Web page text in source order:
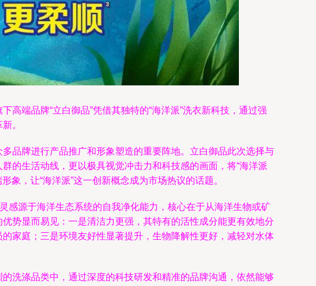
端品牌“立白御品”凭借其独特的“海洋派”洗衣新科技，通过强
。
品牌进行产品推广和形象塑造的重要阵地。立白御品此次选择与
的生活动线，更以极具视觉冲击力和科技感的画面，将“海洋派
象，让“海洋派”这一创新概念成为市场热议的话题。
感源于海洋生态系统的自我净化能力，核心在于从海洋生物或矿
势显而易见：一是清洁力更强，其特有的活性成分能更有效地分
家庭；三是环境友好性显著提升，生物降解性更好，减轻对水体
洗涤品类中，通过深度的科技研发和精准的品牌沟通，依然能够